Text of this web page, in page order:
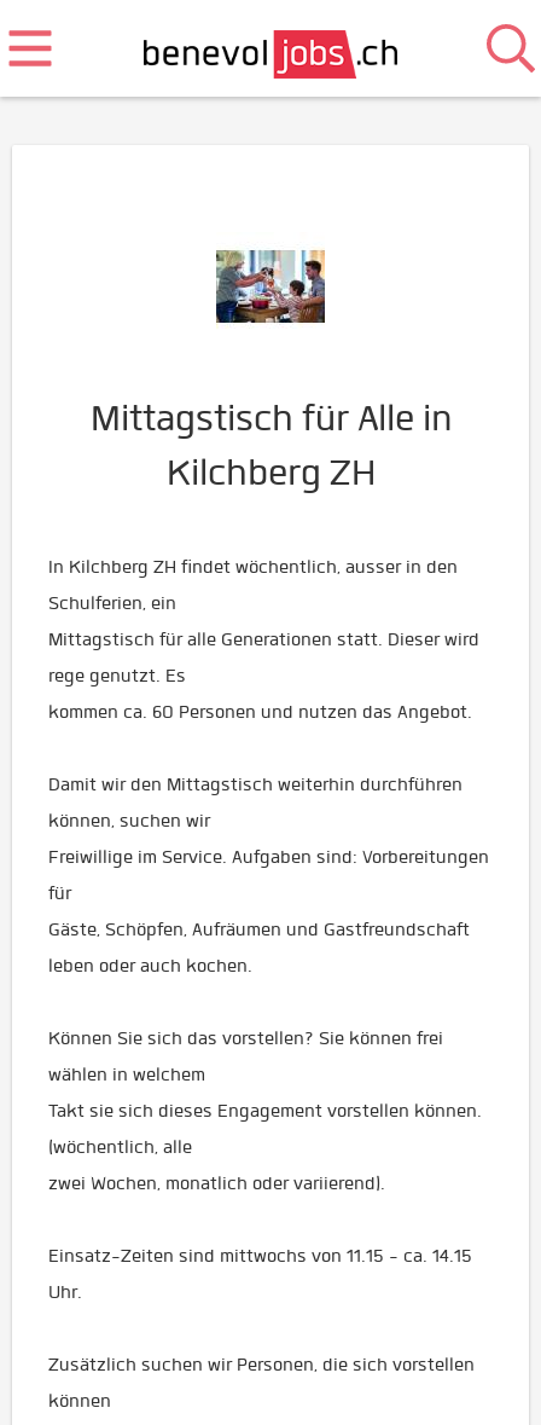
Mittagstisch für Alle in
Kilchberg ZH
In Kilchberg ZH findet wöchentlich, ausser in den
Schulferien, ein
Mittagstisch für alle Generationen statt. Dieser wird
rege genutzt. Es
kommen ca. 60 Personen und nutzen das Angebot.
Damit wir den Mittagstisch weiterhin durchführen
können, suchen wir
Freiwillige im Service. Aufgaben sind: Vorbereitungen
für
Gäste, Schöpfen, Aufräumen und Gastfreundschaft
leben oder auch kochen.
Können Sie sich das vorstellen? Sie können frei
wählen in welchem
Takt sie sich dieses Engagement vorstellen können.
(wöchentlich, alle
zwei Wochen, monatlich oder variierend).
Einsatz-Zeiten sind mittwochs von 11.15 - ca. 14.15
Uhr.
Zusätzlich suchen wir Personen, die sich vorstellen
können